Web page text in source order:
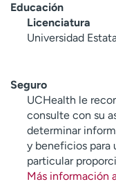
Educación
Licenciatura
Universidad
Seguro
UCHealth le
consulte con su
determinar
y beneficios para
particular
Más información